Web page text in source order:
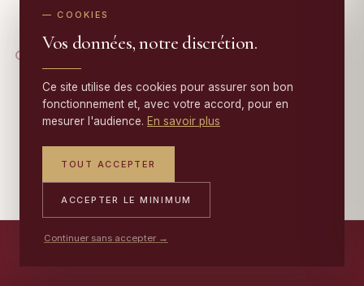
fois la reprise devenue invisible à l'œil.
Livraison & garantie 10 ans
Retour du tapis à votre domicile à Liège, accompagné
de son certificat de restauration et d'une
anssur les travaux effectués.
— COOKIES
Vos données, notre discrétion.
Ce site utilise des cookies pour assurer son bon
fonctionnement et, avec votre accord, pour en
mesurer l'audience. En savoir plus
TOUT ACCEPTER
ACCEPTER LE MINIMUM
Continuer sans accepter →